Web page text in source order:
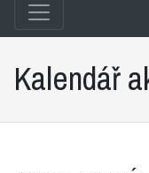
Kalendář